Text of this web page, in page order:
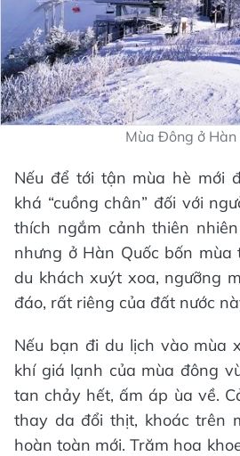
Mùa Đông ở Hàn
Nếu để tới tận mùa hè mới
khá “cuồng chân” đối với
thích ngắm cảnh thiên
nhưng ở Hàn Quốc bốn
du khách xuýt xoa, ngưỡng
đáo, rất riêng của đất nước
Nếu bạn đi du lịch vào mùa
khí giá lạnh của mùa đông
tan chảy hết, ấm áp ùa về.
thay da đổi thịt, khoác trên
hoàn toàn mới. Trăm hoa